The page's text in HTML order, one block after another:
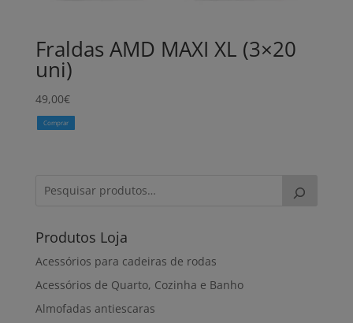
Fraldas AMD MAXI XL (3×20
uni)
49,00€
Comprar
Produtos Loja
Acessórios para cadeiras de rodas
Acessórios de Quarto, Cozinha e Banho
Almofadas antiescaras